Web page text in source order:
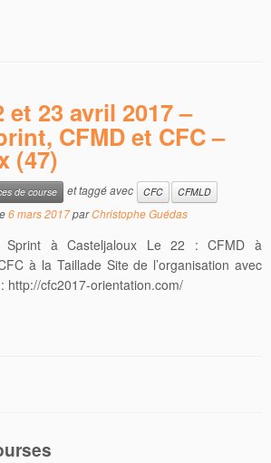
et 23 avril 2017 –
CFMD et CFC –
(47)
de course et taggé avec CFC
CFMLD
6 mars 2017parChristophe Guédas
à Casteljaloux Le 22 : CFMD à
à la Taillade Site de l’organisation avec
http://cfc2017-orientation.com/